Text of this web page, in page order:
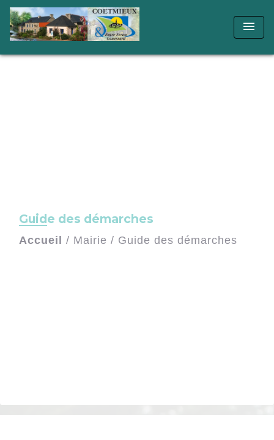
menu
Guide des démarches
Accueil / Mairie / Guide des démarches